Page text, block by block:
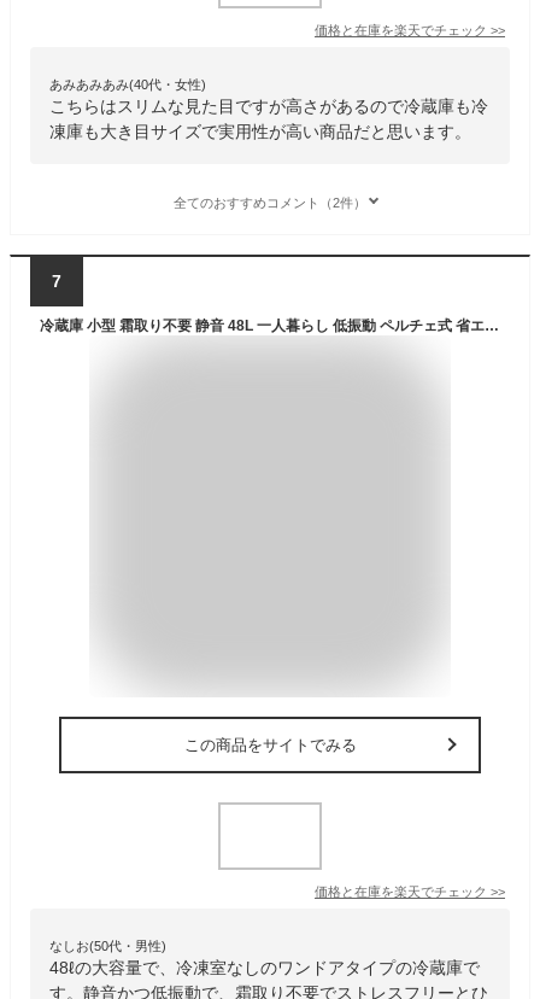
価格と在庫を楽天でチェック >>
あみあみあみ(40代・女性)
こちらはスリムな見た目ですが高さがあるので冷蔵庫も冷
凍庫も大き目サイズで実用性が高い商品だと思います。
全てのおすすめコメント（2件）
7
冷蔵庫 小型 霜取り不要 静音 48L 一人暮らし 低振動 ペルチェ式 省エネ 木目調 1ドア冷蔵庫 右開き ファン式 小型冷蔵庫 サブ冷蔵庫 ミニ冷蔵庫 セカンド冷蔵庫 コンパクト おしゃれ 新生活 ひとり暮らし SunRuck
この商品をサイトでみる
価格と在庫を楽天でチェック >>
なしお(50代・男性)
48ℓの大容量で、冷凍室なしのワンドアタイプの冷蔵庫で
す。静音かつ低振動で、霜取り不要でストレスフリーとひ